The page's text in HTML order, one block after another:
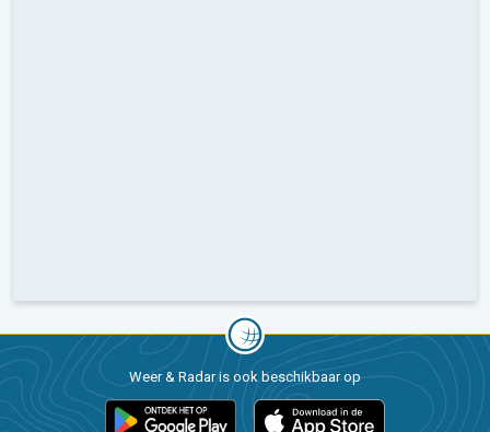
Weer & Radar is ook beschikbaar op